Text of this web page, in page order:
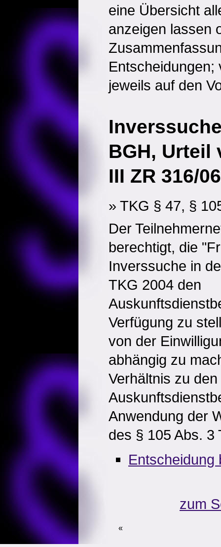
eine Übersicht
anzeigen lassen
Entscheidungen;
jeweils auf den
BGH, Urteil
III ZR 316/06
» TKG § 47, §
Der
berechtigt, die
Inverssuche in
TKG 2004 den
Verfügung zu
von der
abhängig zu
Verhältnis zu den
Anwendung der
des § 105 Abs. 3
Entscheidung
zum
«